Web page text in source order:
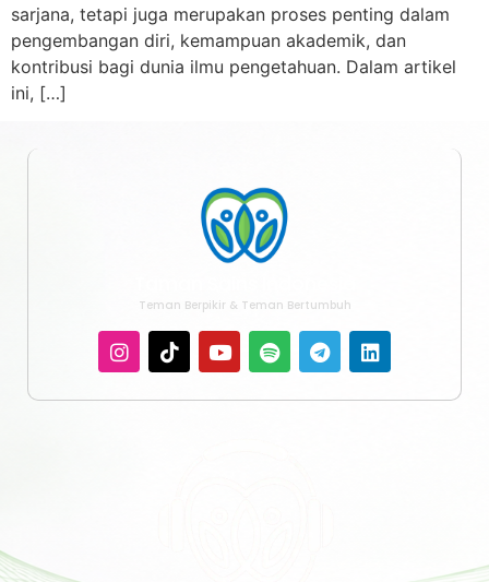
sarjana, tetapi juga merupakan proses penting dalam
pengembangan diri, kemampuan akademik, dan
kontribusi bagi dunia ilmu pengetahuan. Dalam artikel
ini, […]
Teman Berpikir & Teman Bertumbuh